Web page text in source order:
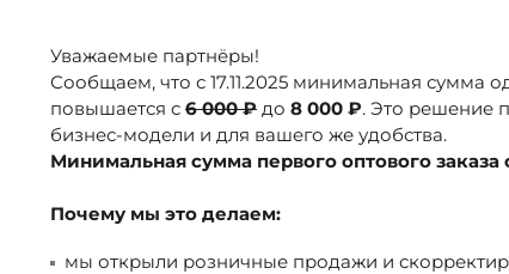
MANAGER@DSTREND.RU
ЗАКАЗАТЬ ЗВОНОК
Уважаемые партнёры!
Сообщаем, что с 17.11.2025 минимальная сумма
повышается с 6 000 ₽ до 8 000 ₽. Это решение
бизнес‑модели и для вашего же удобства.
Минимальная сумма первого оптового заказа
Почему мы это делаем:
мы открыли розничные продажи и